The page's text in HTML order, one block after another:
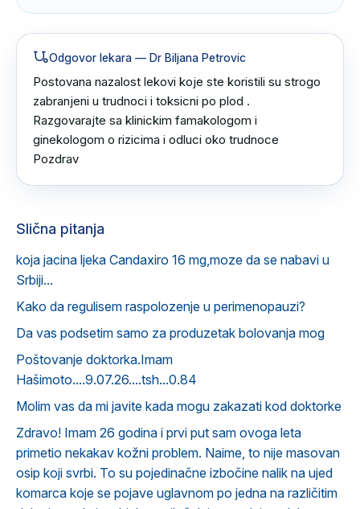
Odgovor lekara — Dr Biljana Petrovic
Postovana nazalost lekovi koje ste koristili su strogo
zabranjeni u trudnoci i toksicni po plod .
Razgovarajte sa klinickim famakologom i
ginekologom o rizicima i odluci oko trudnoce
Pozdrav
Slična pitanja
koja jacina ljeka Candaxiro 16 mg,moze da se nabavi u
Srbiji...
Kako da regulisem raspolozenje u perimenopauzi?
Da vas podsetim samo za produzetak bolovanja mog
Poštovanje doktorka.Imam
Hašimoto....9.07.26....tsh...0.84
Molim vas da mi javite kada mogu zakazati kod doktorke
Zdravo! Imam 26 godina i prvi put sam ovoga leta
primetio nekakav kožni problem. Naime, to nije masovan
osip koji svrbi. To su pojedinačne izbočine nalik na ujed
komarca koje se pojave uglavnom po jedna na različitim